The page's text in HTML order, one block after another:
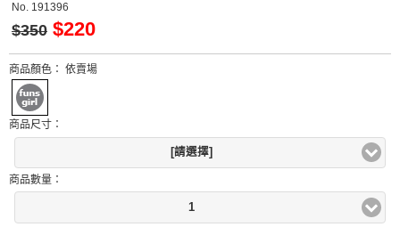
No. 191396
$350 $220
商品顏色： 依賣場
商品尺寸：
[請選擇]
商品數量：
1